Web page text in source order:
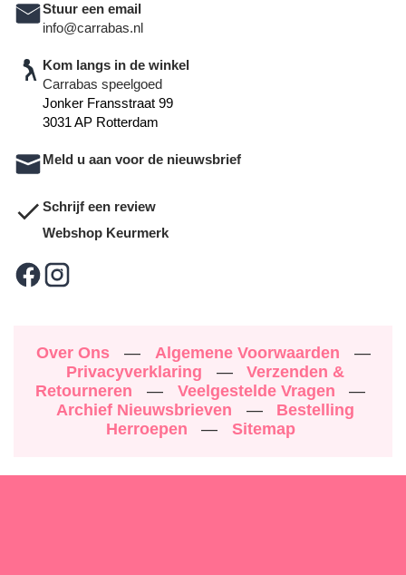
Stuur een email
info@carrabas.nl
Kom langs in de winkel
Carrabas speelgoed
Jonker Fransstraat 99
3031 AP Rotterdam
Meld u aan voor de nieuwsbrief
Schrijf een review
Webshop Keurmerk
Over Ons — Algemene Voorwaarden
—
Privacyverklaring
—
Verzenden &
Retourneren
— Veelgestelde Vragen
—
Archief Nieuwsbrieven
—
Bestelling
Herroepen
— Sitemap